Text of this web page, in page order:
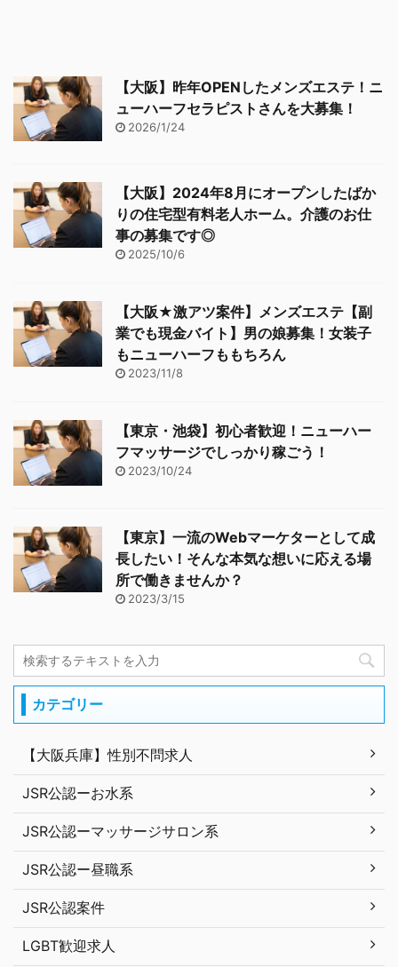
【大阪】昨年OPENしたメンズエステ！ニ
ューハーフセラピストさんを大募集！
2026/1/24
【大阪】2024年8月にオープンしたばか
りの住宅型有料老人ホーム。介護のお仕
事の募集です◎
2025/10/6
【大阪★激アツ案件】メンズエステ【副
業でも現金バイト】男の娘募集！女装子
もニューハーフももちろん
2023/11/8
【東京・池袋】初心者歓迎！ニューハー
フマッサージでしっかり稼ごう！
2023/10/24
【東京】一流のWebマーケターとして成
長したい！そんな本気な想いに応える場
所で働きませんか？
2023/3/15
カテゴリー
【大阪兵庫】性別不問求人
JSR公認ーお水系
JSR公認ーマッサージサロン系
JSR公認ー昼職系
JSR公認案件
LGBT歓迎求人